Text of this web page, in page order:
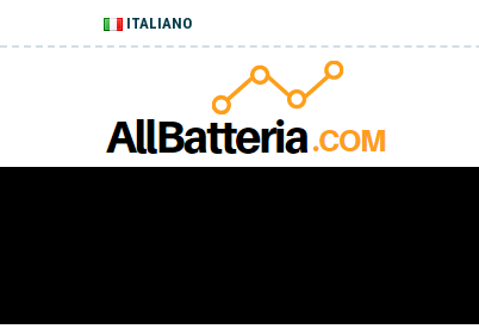
ITALIANO